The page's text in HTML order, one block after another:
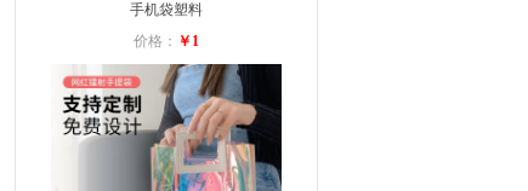
手机袋塑料
价格： ￥1